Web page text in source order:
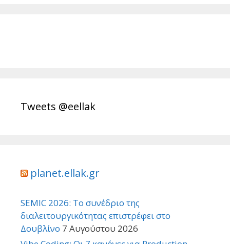
Tweets @eellak
planet.ellak.gr
SEMIC 2026: Το συνέδριο της
διαλειτουργικότητας επιστρέφει στο
Δουβλίνο 7 Αυγούστου 2026